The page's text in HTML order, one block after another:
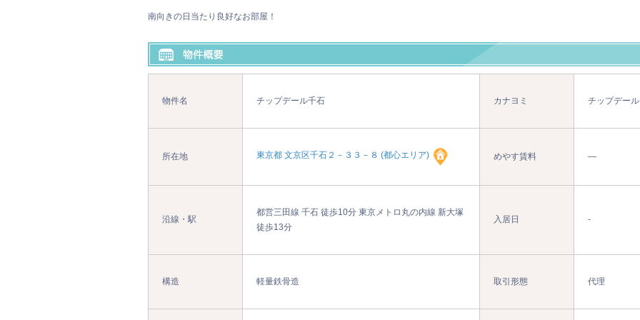
南向きの日当たり良好なお部屋！
物件名 チップデール千石 カナヨミ チップデー
所在地 東京都 文京区千石２－３３－８ (都心エリア) めやす賃料 ―
沿線・駅
都営三田線 千石 徒歩10分 東京メトロ丸の内線 新大塚
徒歩13分
入居日 -
構造 軽量鉄骨造 取引形態 代理